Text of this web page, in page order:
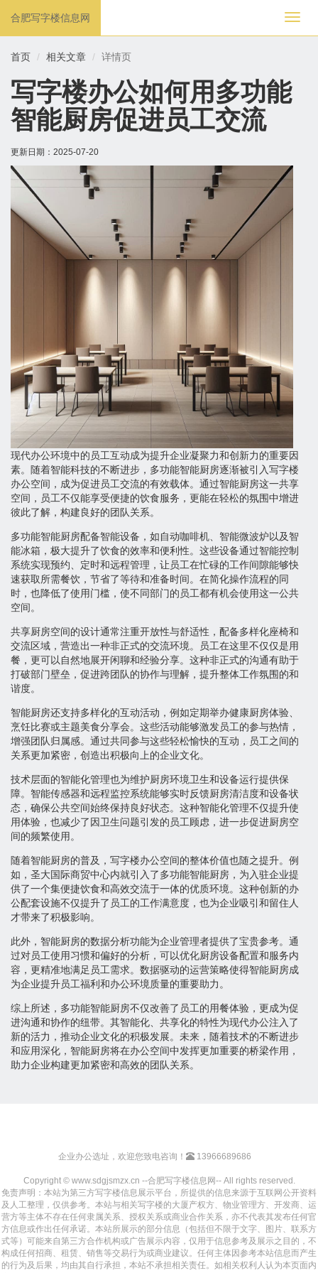
切
合肥写字楼信息网
首页 相关文章 详情页
写字楼办公如何用多功能
智能厨房促进员工交流
更新日期： 2025-07-20
现代办公环境中的员工互动成为提升企业凝聚力和创新力的重要因
素。随着智能科技的不断进步，多功能智能厨房逐渐被引入写字楼
办公空间，成为促进员工交流的有效载体。通过智能厨房这一共享
空间，员工不仅能享受便捷的饮食服务，更能在轻松的氛围中增进
彼此了解，构建良好的团队关系。
多功能智能厨房配备智能设备，如自动咖啡机、智能微波炉以及智
能冰箱，极大提升了饮食的效率和便利性。这些设备通过智能控制
系统实现预约、定时和远程管理，让员工在忙碌的工作间隙能够快
速获取所需餐饮，节省了等待和准备时间。在简化操作流程的同
时，也降低了使用门槛，使不同部门的员工都有机会使用这一公共
空间。
共享厨房空间的设计通常注重开放性与舒适性，配备多样化座椅和
交流区域，营造出一种非正式的交流环境。员工在这里不仅仅是用
餐，更可以自然地展开闲聊和经验分享。这种非正式的沟通有助于
打破部门壁垒，促进跨团队的协作与理解，提升整体工作氛围的和
谐度。
智能厨房还支持多样化的互动活动，例如定期举办健康厨房体验、
烹饪比赛或主题美食分享会。这些活动能够激发员工的参与热情，
增强团队归属感。通过共同参与这些轻松愉快的互动，员工之间的
关系更加紧密，创造出积极向上的企业文化。
技术层面的智能化管理也为维护厨房环境卫生和设备运行提供保
障。智能传感器和远程监控系统能够实时反馈厨房清洁度和设备状
态，确保公共空间始终保持良好状态。这种智能化管理不仅提升使
用体验，也减少了因卫生问题引发的员工顾虑，进一步促进厨房空
间的频繁使用。
随着智能厨房的普及，写字楼办公空间的整体价值也随之提升。例
如，圣大国际商贸中心内就引入了多功能智能厨房，为入驻企业提
供了一个集便捷饮食和高效交流于一体的优质环境。这种创新的办
公配套设施不仅提升了员工的工作满意度，也为企业吸引和留住人
才带来了积极影响。
此外，智能厨房的数据分析功能为企业管理者提供了宝贵参考。通
过对员工使用习惯和偏好的分析，可以优化厨房设备配置和服务内
容，更精准地满足员工需求。数据驱动的运营策略使得智能厨房成
为企业提升员工福利和办公环境质量的重要助力。
综上所述，多功能智能厨房不仅改善了员工的用餐体验，更成为促
进沟通和协作的纽带。其智能化、共享化的特性为现代办公注入了
新的活力，推动企业文化的积极发展。未来，随着技术的不断进步
和应用深化，智能厨房将在办公空间中发挥更加重要的桥梁作用，
助力企业构建更加紧密和高效的团队关系。
企业办公选址，欢迎您致电咨询！ 13966689686
Copyright © www.sdgjsmzx.cn --合肥写字楼信息网-- All rights reserved.
免责声明：本站为第三方写字楼信息展示平台，所提供的信息来源于互联网公开资料
及人工整理，仅供参考。本站与相关写字楼的大厦产权方、物业管理方、开发商、运
营方等主体不存在任何隶属关系、授权关系或商业合作关系，亦不代表其发布任何官
方信息或作出任何承诺。本站所展示的部分信息（包括但不限于文字、图片、联系方
式等）可能来自第三方合作机构或广告展示内容，仅用于信息参考及展示之目的，不
构成任何招商、租赁、销售等交易行为或商业建议。任何主体因参考本站信息而产生
的行为及后果，均由其自行承担，本站不承担相关责任。如相关权利人认为本页面内